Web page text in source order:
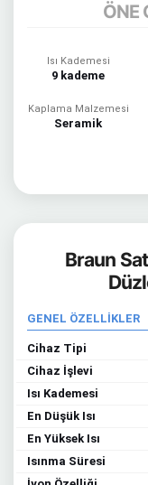
ÖNE
Isı Kademesi
9 kademe
Kaplama Malzemesi
Seramik
Braun
GENEL ÖZELLİKLER
Cihaz Tipi
Cihaz İşlevi
Isı Kademesi
En Düşük Isı
En Yüksek Isı
Isınma Süresi